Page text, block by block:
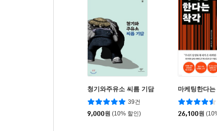
청기와주유소 씨름 기담
39건
9,000원 (10% 할인)
마케팅한다
26,100원